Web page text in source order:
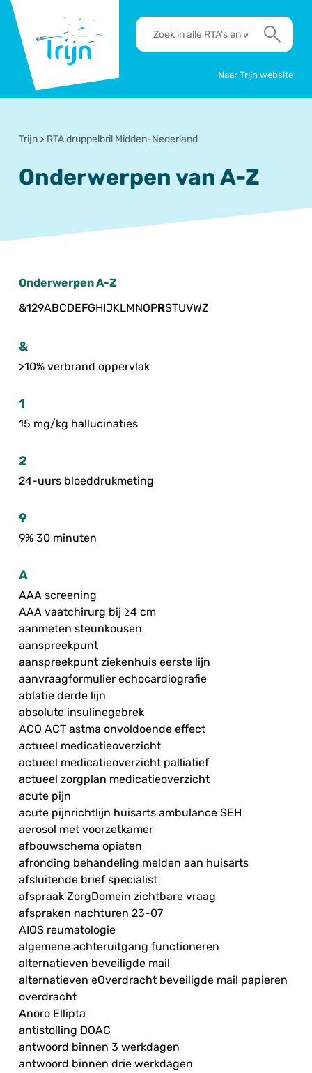
Trijn
RTA's
en
Zoek
Naar Trijn website
Trijn > RTA druppelbril Midden-Nederland
Onderwerpen van A-Z
Onderwerpen A-Z
&129ABCDEFGHIJKLMNOPRSTUVWZ
&
>10% verbrand oppervlak
1
15 mg/kg hallucinaties
2
24-uurs bloeddrukmeting
9
9% 30 minuten
A
AAA screening
AAA vaatchirurg bij ≥4 cm
aanmeten steunkousen
aanspreekpunt
aanspreekpunt ziekenhuis eerste lijn
aanvraagformulier echocardiografie
ablatie derde lijn
absolute insulinegebrek
ACQ ACT astma onvoldoende effect
actueel medicatieoverzicht
actueel medicatieoverzicht palliatief
actueel zorgplan medicatieoverzicht
acute pijn
acute pijnrichtlijn huisarts ambulance SEH
aerosol met voorzetkamer
afbouwschema opiaten
afronding behandeling melden aan huisarts
afsluitende brief specialist
afspraak ZorgDomein zichtbare vraag
afspraken nachturen 23-07
AIOS reumatologie
algemene achteruitgang functioneren
alternatieven beveiligde mail
alternatieven eOverdracht beveiligde mail papieren
overdracht
Anoro Ellipta
antistolling DOAC
antwoord binnen 3 werkdagen
antwoord binnen drie werkdagen